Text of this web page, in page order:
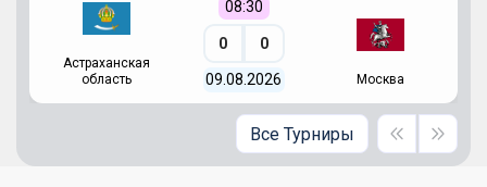
Астраханская
область
08:30
0 0
09.08.2026 Москва
Все Турниры